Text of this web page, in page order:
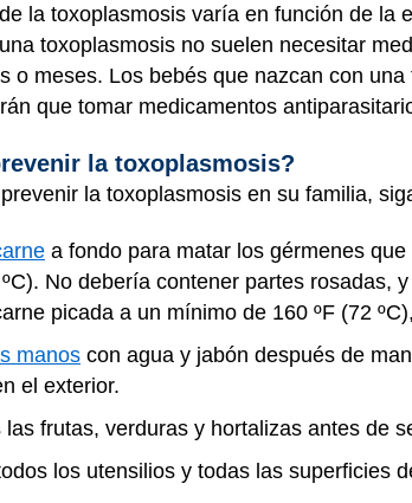
la toxoplasmosis varía en función de
toxoplasmosis no suelen necesitar
o meses. Los bebés que nazcan con
que tomar medicamentos
la toxoplasmosis?
la toxoplasmosis en su familia,
a fondo para matar los gérmenes
ºC). No debería contener partes rosadas,
picada a un mínimo de 160 ºF (72
manos con agua y jabón después de
el exterior.
las frutas, verduras y hortalizas antes de
los utensilios y todas las superficies